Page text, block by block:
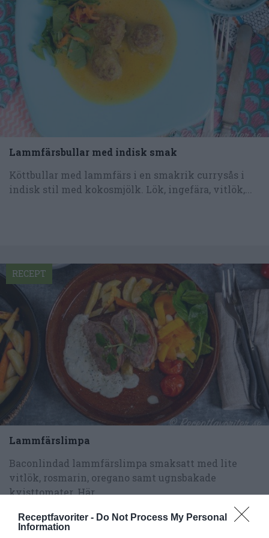
Receptfavoriter - Do Not Process My Personal
Information
Lammfärsbullar med indisk smak
Köttbullar med lammfärs i en smakrik currysås i
indisk stil med kokosmjölk. Lök, ingefära, vitlök,...
Lammfärslimpa
Baconlindad lammfärslimpa smaksatt med lite
vitlök, rosmarin, oregano samt ugnsbakade
kvisttomater. Här...
RECEPT